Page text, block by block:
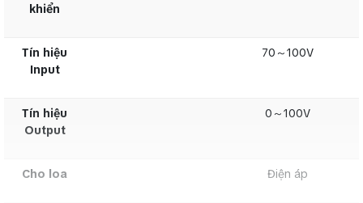
Cho loa
Đáp tuyến
tần số
Các mức
Thành
khiển
Tín hiệu
Input
70～100V
Tín hiệu
Output
0～100V
Cho loa Điện áp